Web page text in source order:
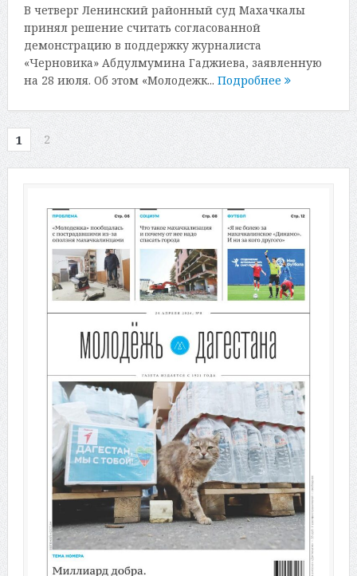
В четверг Ленинский районный суд Махачкалы
принял решение считать согласованной
демонстрацию в поддержку журналиста
«Черновика» Абдулмумина Гаджиева, заявленную
на 28 июля. Об этом «Молодежк... Подробнее
1 2